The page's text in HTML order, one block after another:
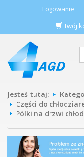
Logowanie
Twój
Jesteś tutaj:
Części do
Pólki na drzwi